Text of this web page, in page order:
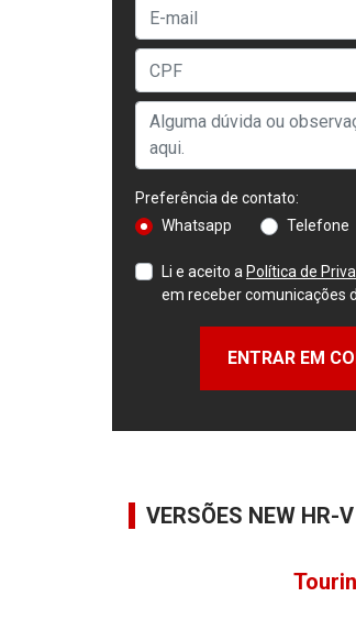
Preferência de contato:
Whatsapp
Telefone
Li e aceito a Política de
em receber comunicações
ENTRAR EM
VERSÕES NEW HR-V